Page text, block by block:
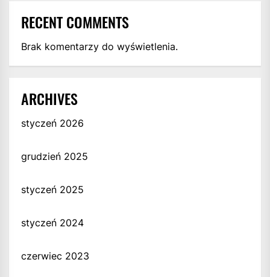
RECENT COMMENTS
Brak komentarzy do wyświetlenia.
ARCHIVES
styczeń 2026
grudzień 2025
styczeń 2025
styczeń 2024
czerwiec 2023